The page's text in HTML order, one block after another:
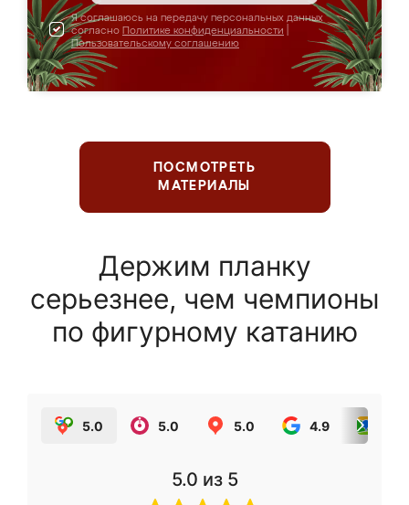
Я соглашаюсь на передачу персональных данных
согласно Политике конфиденциальности
Пользовательскому соглашению
ПОСМОТРЕТЬ
МАТЕРИАЛЫ
Держим планку
серьезнее, чем чемпионы
по фигурному катанию
5.0 5.0 5.0 4.9
5.0 из 5